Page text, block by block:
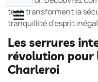
tech transforment la
tranquillité d’esprit
Les serrures
révolution pour
Charleroi